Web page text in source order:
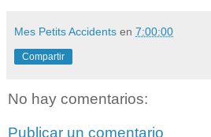
Mes Petits Accidents en 7:00:00
Compartir
No hay comentarios:
Publicar un comentario